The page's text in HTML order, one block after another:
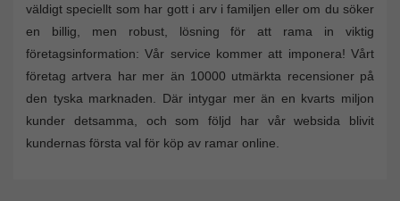
väldigt speciellt som har gott i arv i familjen eller om du söker
en billig, men robust, lösning för att rama in viktig
företagsinformation: Vår service kommer att imponera! Vårt
företag artvera har mer än 10000 utmärkta recensioner på
den tyska marknaden. Där intygar mer än en kvarts miljon
kunder detsamma, och som följd har vår websida blivit
kundernas första val för köp av ramar online.